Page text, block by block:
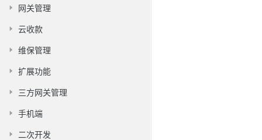
网关管理
云收款
维保管理
扩展功能
三方网关管理
手机端
二次开发